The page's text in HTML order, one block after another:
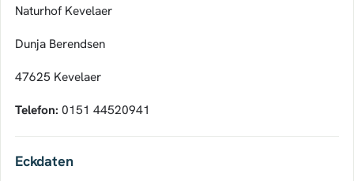
Naturhof Kevelaer
Dunja Berendsen
47625 Kevelaer
Telefon: 0151 44520941
Eckdaten